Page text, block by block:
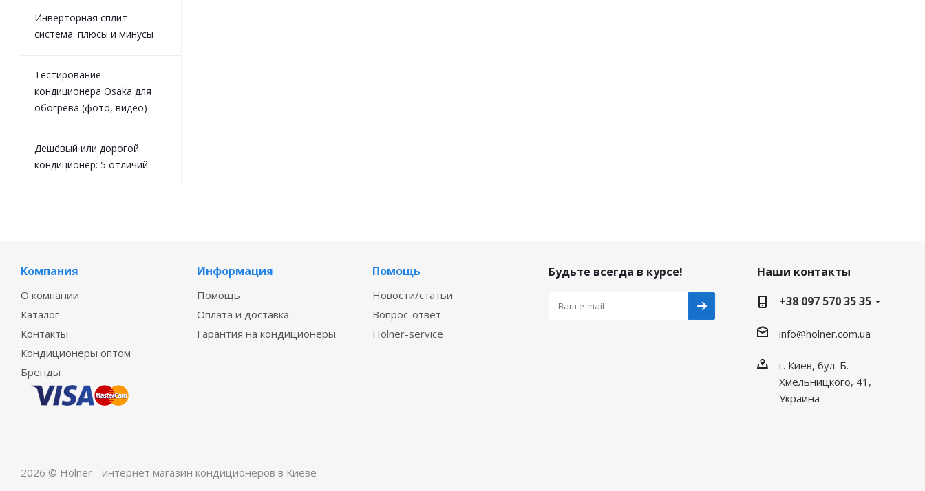
Инверторная сплит
система: плюсы и минусы
Тестирование
кондиционера Osaka для
обогрева (фото, видео)
Дешёвый или дорогой
кондиционер: 5 отличий
Компания
О компании
Каталог
Контакты
Кондиционеры оптом
Бренды
Информация
Помощь
Оплата и доставка
Гарантия на кондиционеры
Помощь
Новости/статьи
Вопрос-ответ
Holner-service
Будьте всегда в курсе!
Наши контакты
+38 097 570 35 35
info@holner.com.ua
г. Киев, бул. Б.
Хмельницкого, 41,
Украина
2026 © Holner - интернет магазин кондиционеров в Киеве